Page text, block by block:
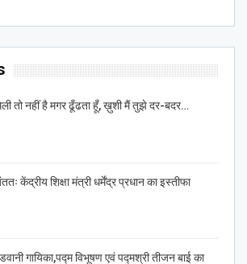
तो नहीं है मगर ढूँढता हूँ, ख़ुशी मैं तुझे दर-बदर…
केंद्रीय शिक्षा मंत्री धर्मेंद्र प्रधान का इस्तीफा
गायिका,पद्म विभूषण एवं पद्मश्री तीजन बाई का